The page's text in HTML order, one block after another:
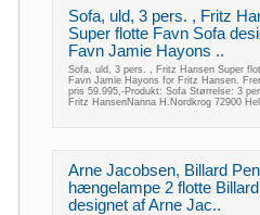
Sofa, uld, 3 pers. , Fritz
Super flotte Favn Sofa
Favn Jamie Hayons ..
Sofa, uld, 3 pers. , Fritz Hansen Super
Favn Jamie Hayons for Fritz Hansen.
pris 59.995,-Produkt: Sofa Størrelse: 3
Fritz HansenNanna H.Nordkrog 72900
Arne Jacobsen, Billard
hængelampe 2 flotte
designet af Arne Jac..